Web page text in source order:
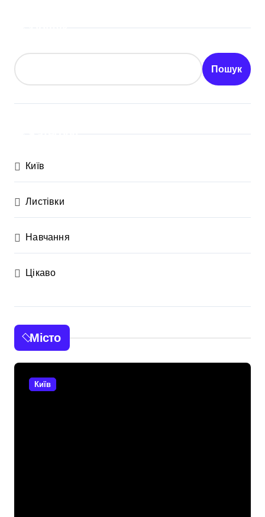
Пошук
Київ
Листівки
Навчання
Цікаво
Місто
Київ